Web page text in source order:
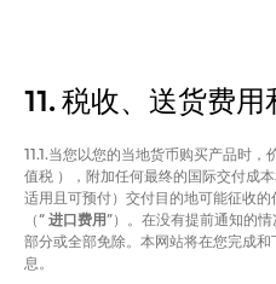
11. 税收、送货费用
11.1.当您以您的当地货币购买产品时
值税 ），附加任何最终的国际交付成
适用且可预付）交付目的地可能征收
（“ 进口费用”）。在没有提前通知的
部分或全部免除。本网站将在您完成
息。